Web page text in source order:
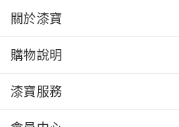
關於漆寶
購物說明
漆寶服務